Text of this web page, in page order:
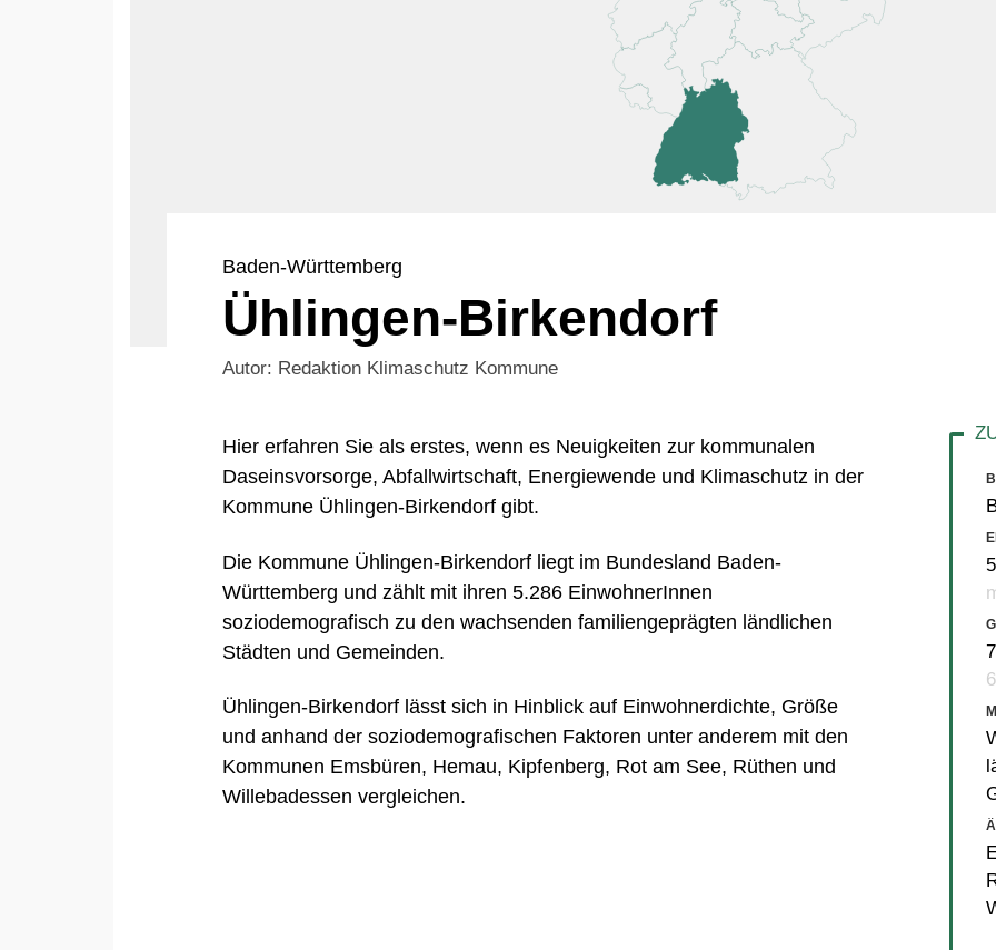
Baden-Württemberg
Ühlingen-Birkendorf
Autor: Redaktion Klimaschutz Kommune
Hier erfahren Sie als erstes, wenn es Neuigkeiten zur kommunalen
Daseinsvorsorge, Abfallwirtschaft, Energiewende und Klimaschutz in der
Kommune Ühlingen-Birkendorf gibt.
Die Kommune Ühlingen-Birkendorf liegt im Bundesland Baden-
Württemberg und zählt mit ihren 5.286 EinwohnerInnen
soziodemografisch zu den wachsenden familiengeprägten ländlichen
Städten und Gemeinden.
Ühlingen-Birkendorf lässt sich in Hinblick auf Einwohnerdichte, Größe
und anhand der soziodemografischen Faktoren unter anderem mit den
Kommunen Emsbüren, Hemau, Kipfenberg, Rot am See, Rüthen und
Willebadessen vergleichen.